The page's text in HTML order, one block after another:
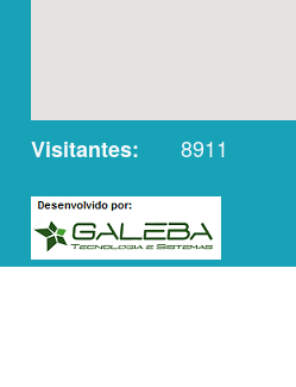
Visitantes: 8911